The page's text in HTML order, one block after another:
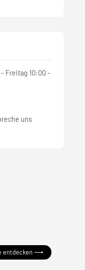
Freitag 10:00 -
uns
entdecken ⟶